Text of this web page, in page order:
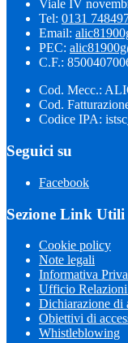
Viale IV
Tel: 0131
Email:
PEC:
C.F.:
Cod. Mecc.:
Cod.
Codice IPA:
Seguici su
Facebook
Sezione Link Utili
Cookie policy
Note legali
Informativa
Ufficio
Dichiarazione di
Obiettivi di
Whistleblowing